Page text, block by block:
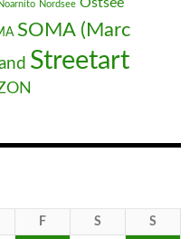
Noarnito Nordsee
SOMA (Marc
Streetart
F S S